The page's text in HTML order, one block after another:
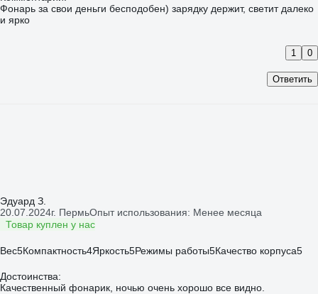
Фонарь за свои деньги бесподобен) зарядку держит, светит далеко
и ярко
Ответить
1 0
Эдуард З.
20.07.2024г. ПермьОпыт использования: Менее месяца
Товар куплен у нас
Вес5Компактность4Яркость5Режимы работы5Качество корпуса5
Достоинства:
Качественный фонарик, ночью очень хорошо все видно.